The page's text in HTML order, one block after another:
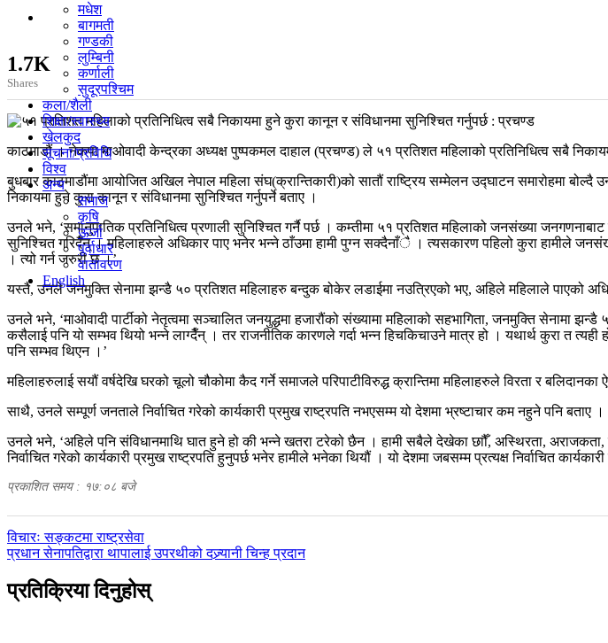
मधेश
बागमती
गण्डकी
लुम्बिनी
कर्णाली
सुदूरपश्चिम
कला/शैली
शिक्षा/स्वास्थ्य
खेलकुद
सूचना/प्रविधि
विश्व
अन्य
समाज
कृषि
ऊर्जा
पूर्वाधार
वातावरण
English
1.7K
Shares
काठमाडौं । नेकपा माओवादी केन्द्रका अध्यक्ष पुष्पकमल दाहाल (प्रचण्ड) ले ५१ प्रतिशत महिलाको प्रतिनिधित्व सबै
बुधबार काठमाडौंमा आयोजित अखिल नेपाल महिला संघ(क्रान्तिकारी)को सातौं राष्ट्रिय सम्मेलन उद्घाटन समारोहमा
निकायमा हुने कुरा कानून र संविधानमा सुनिश्चित गर्नुपर्ने बताए ।
उनले भने, ‘समानुपातिक प्रतिनिधित्व प्रणाली सुनिश्चित गर्नै पर्छ । कम्तीमा ५१ प्रतिशत महिलाको जनसंख्या
सुनिश्चित गरिदैँन् । महिलाहरुले अधिकार पाए भनेर भन्ने ठाँउमा हामी पुग्न सक्दैनाँै । त्यसकारण पहिलो कुरा हामीले
। त्यो गर्न जरुरी छ ।’
यस्तै, उनले जनमुक्ति सेनामा झन्डै ५० प्रतिशत महिलाहरु बन्दुक बोकेर लडाईमा नउत्रिएको भए, अहिले महिलाले पाएको
उनले भने, ‘माओवादी पार्टीको नेतृत्वमा सञ्चालित जनयुद्धमा हजारौंको संख्यामा महिलाको सहभागिता, जनमुक्ति सेनामा
कसैलाई पनि यो सम्भव थियो भन्ने लाग्दैँन् । तर राजनीतिक कारणले गर्दा भन्न हिचकिचाउने मात्र हो । यथार्थ कुरा त
पनि सम्भव थिएन ।’
महिलाहरुलाई सयौं वर्षदेखि घरको चूलो चौकोमा कैद गर्ने समाजले परिपाटीविरुद्ध क्रान्तिमा महिलाहरुले विरता र
साथै, उनले सम्पूर्ण जनताले निर्वाचित गरेको कार्यकारी प्रमुख राष्ट्रपति नभएसम्म यो देशमा भ्रष्टाचार कम नहुने पनि बताए ।
उनले भने, ‘अहिले पनि संविधानमाथि घात हुने हो की भन्ने खतरा टरेको छैन । हामी सबैले देखेका छाौँ, अस्थिरता,
निर्वाचित गरेको कार्यकारी प्रमुख राष्ट्रपति हुनुपर्छ भनेर हामीले भनेका थियौं । यो देशमा जबसम्म प्रत्यक्ष निर्वाचित
प्रकाशित समय : १७:०८ बजे
पछिल्लाे
-
विचारः सङ्कटमा राष्ट्रसेवा
अघिल्लाे
प्रधान सेनापतिद्वारा थापालाई उपरथीको दज्र्यानी चिन्ह प्रदान
प्रतिक्रिया दिनुहोस्